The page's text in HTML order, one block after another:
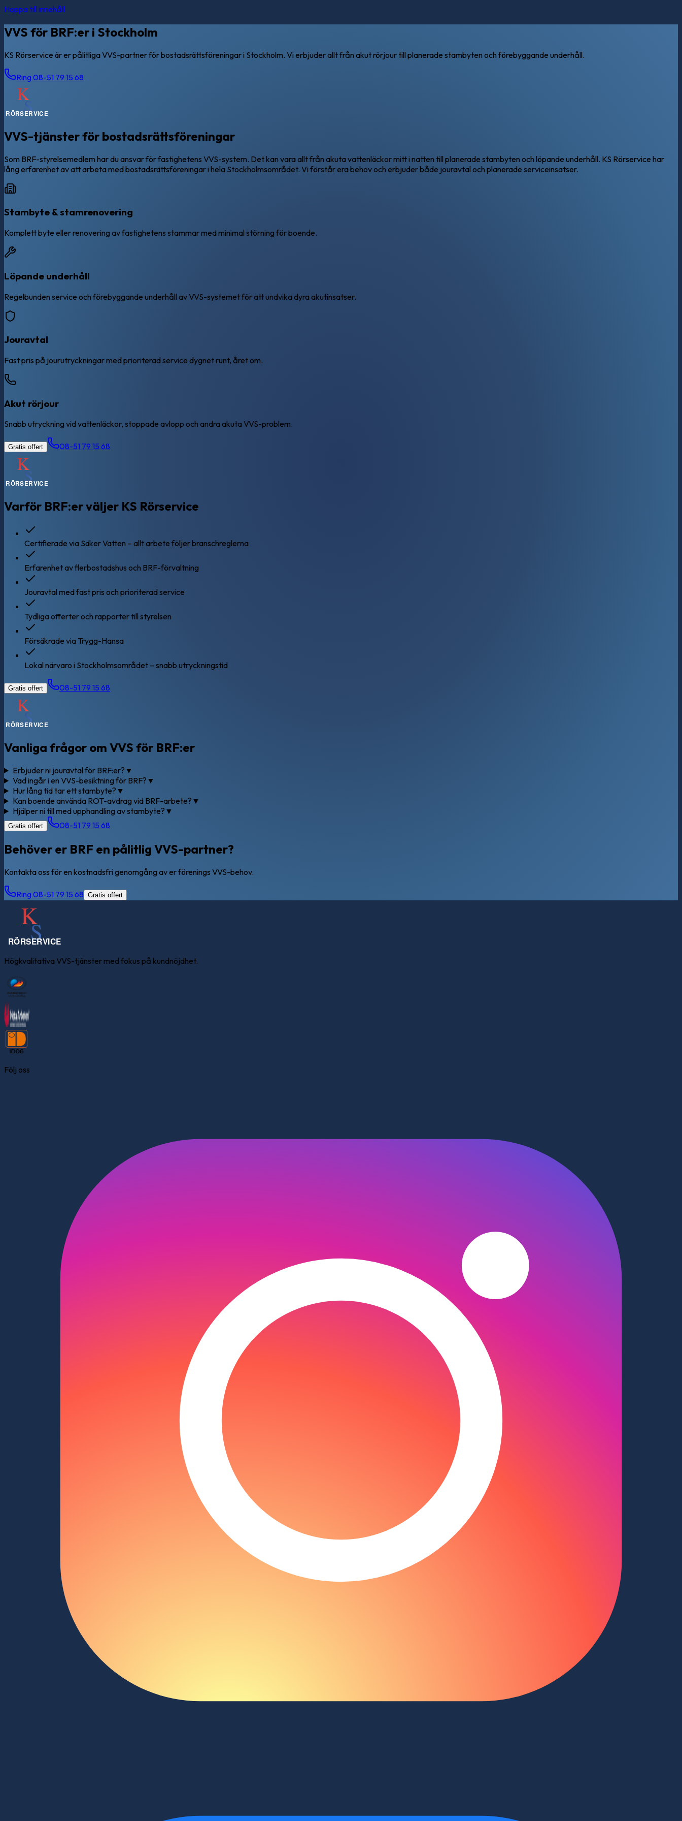
Hoppa till innehåll
VVS för BRF:er i Stockholm
KS Rörservice är er pålitliga VVS-partner för bostadsrättsföreningar i Stockholm. Vi erbjuder allt från akut rörjour till planerade stambyten och förebyggande underhåll.
Ring 08-51 79 15 68
VVS-tjänster för bostadsrättsföreningar
Som BRF-styrelsemedlem har du ansvar för fastighetens VVS-system. Det kan vara allt från akuta vattenläckor mitt i natten till planerade stambyten och löpande underhåll. KS Rörservice har
lång erfarenhet av att arbeta med bostadsrättsföreningar i hela Stockholmsområdet. Vi förstår era behov och erbjuder både jouravtal och planerade serviceinsatser.
Stambyte & stamrenovering
Komplett byte eller renovering av fastighetens stammar med minimal störning för boende.
Löpande underhåll
Regelbunden service och förebyggande underhåll av VVS-systemet för att undvika dyra akutinsatser.
Jouravtal
Fast pris på jourutryckningar med prioriterad service dygnet runt, året om.
Akut rörjour
Snabb utryckning vid vattenläckor, stoppade avlopp och andra akuta VVS-problem.
Gratis offert 08-51 79 15 68
Varför BRF:er väljer KS Rörservice
Certifierade via Säker Vatten – allt arbete följer branschreglerna
Erfarenhet av flerbostadshus och BRF-förvaltning
Jouravtal med fast pris och prioriterad service
Tydliga offerter och rapporter till styrelsen
Försäkrade via Trygg-Hansa
Lokal närvaro i Stockholmsområdet – snabb utryckningstid
Gratis offert 08-51 79 15 68
Vanliga frågor om VVS för BRF:er
Erbjuder ni jouravtal för BRF:er? ▼
Vad ingår i en VVS-besiktning för BRF? ▼
Hur lång tid tar ett stambyte? ▼
Kan boende använda ROT-avdrag vid BRF-arbete? ▼
Hjälper ni till med upphandling av stambyte? ▼
Gratis offert 08-51 79 15 68
Behöver er BRF en pålitlig VVS-partner?
Kontakta oss för en kostnadsfri genomgång av er förenings VVS-behov.
Ring 08-51 79 15 68 Gratis offert
Högkvalitativa VVS-tjänster med fokus på kundnöjdhet.
Följ oss